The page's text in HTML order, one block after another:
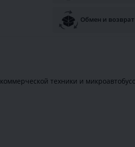
Обмен и
техники и